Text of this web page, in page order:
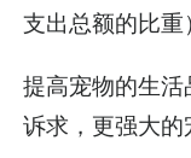
支出总额的比重
提高宠物的生
诉求，更强大的